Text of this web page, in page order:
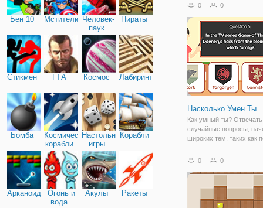
Бен 10 Мстители Человек-
паук
Пираты
Стикмен ГТА Космос Лабиринты
Бомба
Космические
корабли
Настольные
игры
Корабли
Арканоид
Огонь и
вода
Акулы Ракеты
чтобы избавиться от
затем нажмите на
которые согласны с этим
0 0
Насколько Умен Ты
Как умный ты?
случайные вопросы,
широких тем, таких как
географии, музыки,
простой и отзывчивый
подходящий для
0 0